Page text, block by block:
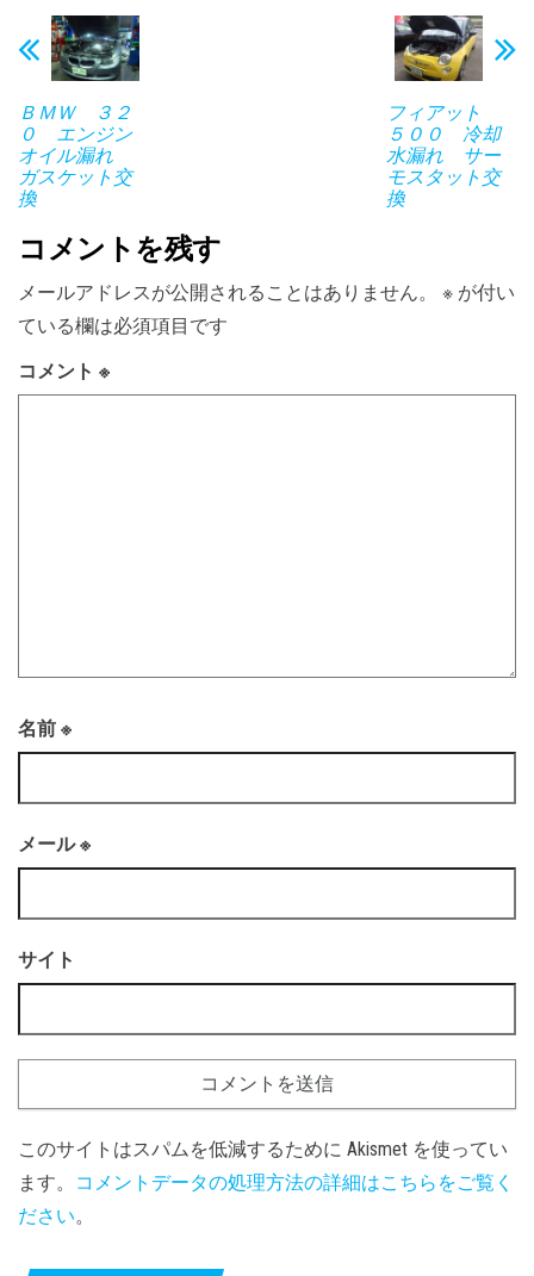
ＢＭＷ ３２
０ エンジン
オイル漏れ
ガスケット交
換
フィアット
５００ 冷却
水漏れ サー
モスタット交
換
コメントを残す
メールアドレスが公開されることはありません。 ※ が付い
ている欄は必須項目です
コメント ※
名前 ※
メール※
サイト
このサイトはスパムを低減するために Akismet を使ってい
ます。
コメントデータの処理方法の詳細はこちらをご覧く
ださい。